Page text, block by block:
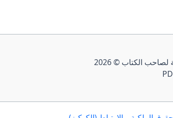
حقوق الطبع والنشر محفوظة لصاحب الكتاب © 2026